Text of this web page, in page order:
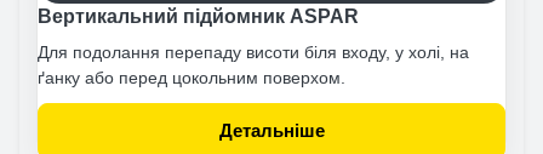
Вертикальний підйомник ASPAR
Для подолання перепаду висоти біля входу, у холі, на
ґанку або перед цокольним поверхом.
Детальніше